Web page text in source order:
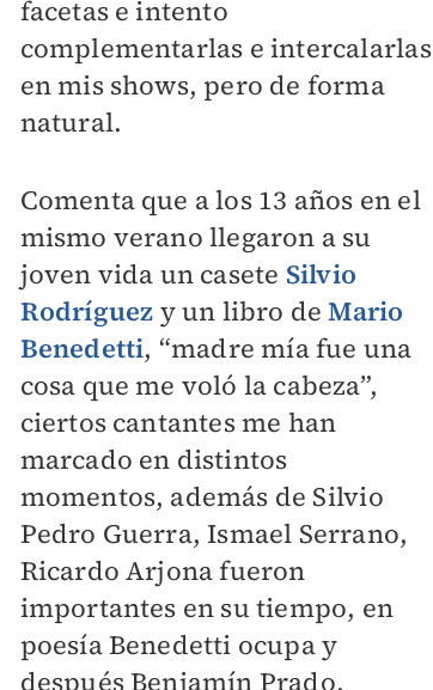
facetas e intento
complementarlas e intercalarlas
en mis shows, pero de forma
natural.
Comenta que a los 13 años en el
mismo verano llegaron a su
joven vida un casete Silvio
Rodríguez y un libro deMario
Benedetti, “madre mía fue una
cosa que me voló la cabeza”,
ciertos cantantes me han
marcado en distintos
momentos, además de Silvio
Pedro Guerra, Ismael Serrano,
Ricardo Arjona fueron
importantes en su tiempo, en
poesía Benedetti ocupa y
después Benjamín Prado,